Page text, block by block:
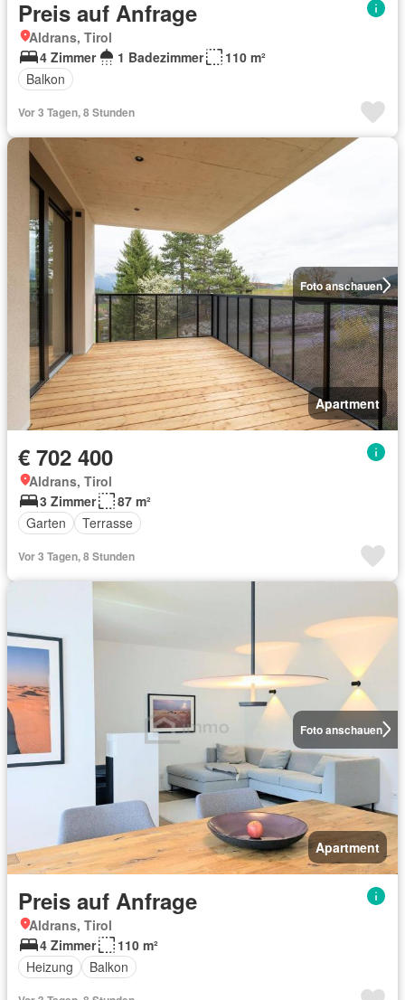
Preis auf Anfrage
Aldrans, Tirol
4 Zimmer
1 Badezimmer
110 m²
Balkon
Vor 3 Tagen, 8 Stunden
Foto anschauen
Apartment
€ 702 400
Aldrans, Tirol
3 Zimmer
87 m²
Garten
Terrasse
Vor 3 Tagen, 8 Stunden
Foto anschauen
Apartment
Preis auf Anfrage
Aldrans, Tirol
4 Zimmer
110 m²
Heizung
Balkon